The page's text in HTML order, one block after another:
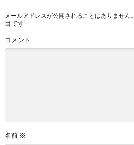
メールアドレスが公開されることはありません。
目です
コメント
名前 ※